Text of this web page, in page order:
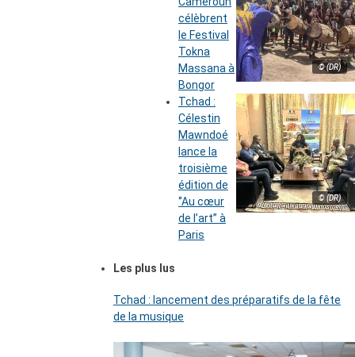
© (DR)
célèbrent
le Festival
Tokna
Massana à
Bongor
© (DR)
Tchad :
Célestin
Mawndoé
lance la
troisième
édition de
‘’Au cœur
de l’art’’ à
Paris
Les plus lus
Tchad : lancement des préparatifs de la fête
de la musique